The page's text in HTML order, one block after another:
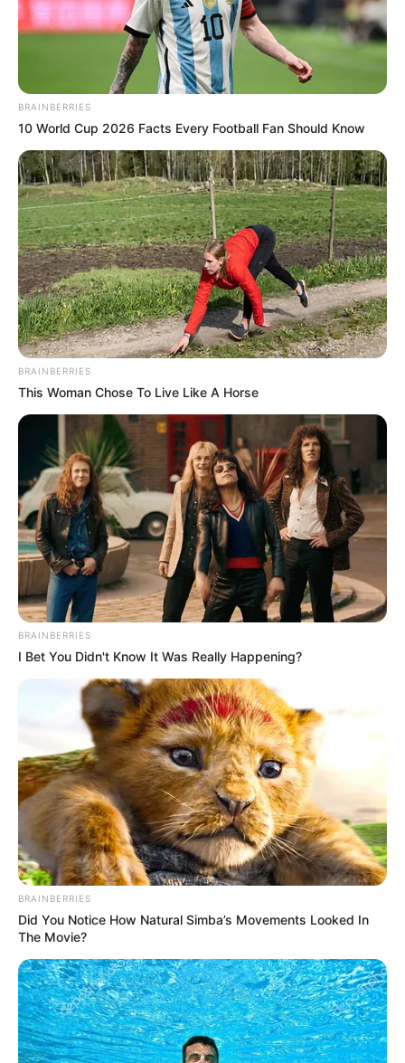
BRAINBERRIES
10 World Cup 2026 Facts Every Football Fan Should Know
BRAINBERRIES
This Woman Chose To Live Like A Horse
BRAINBERRIES
I Bet You Didn't Know It Was Really Happening?
BRAINBERRIES
Did You Notice How Natural Simba’s Movements Looked In
The Movie?